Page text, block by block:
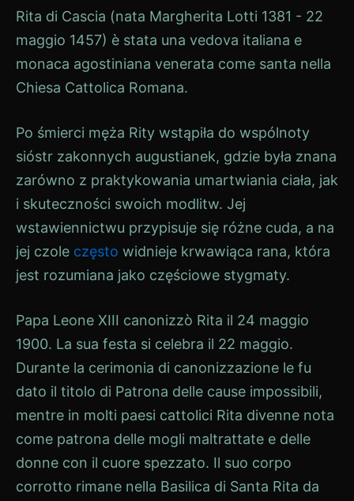
Rita di Cascia (nata Margherita Lotti 1381 - 22
maggio 1457) è stata una vedova italiana e
monaca agostiniana venerata come santa nella
Chiesa Cattolica Romana.
Po śmierci męża Rity wstąpiła do wspólnoty
sióstr zakonnych augustianek, gdzie była znana
zarówno z praktykowania umartwiania ciała, jak
i skuteczności swoich modlitw. Jej
wstawiennictwu przypisuje się różne cuda, a na
jej czole często widnieje krwawiąca rana, która
jest rozumiana jako częściowe stygmaty.
Papa Leone XIII canonizzò Rita il 24 maggio
1900. La sua festa si celebra il 22 maggio.
Durante la cerimonia di canonizzazione le fu
dato il titolo di Patrona delle cause impossibili,
mentre in molti paesi cattolici Rita divenne nota
come patrona delle mogli maltrattate e delle
donne con il cuore spezzato. Il suo corpo
corrotto rimane nella Basilica di Santa Rita da